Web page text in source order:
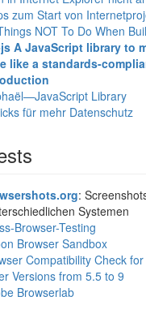
zum Start von
NOT To Do When
A JavaScript library to
like a standards-
Library
für mehr Datenschutz
:
Systemen
Browser-Testing
Browser Sandbox
Compatibility Check
Versions from 5.5 to 9
Browserlab